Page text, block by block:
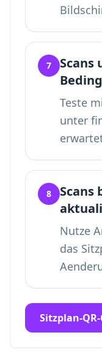
7
Scans
Teste
unter
8
Scans
Nutze
das
Sitzplan-